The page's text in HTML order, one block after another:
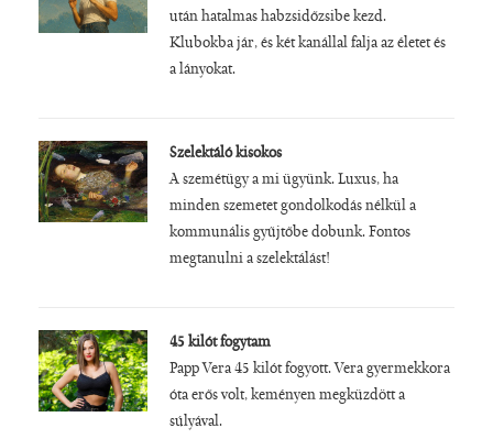
után hatalmas habzsidőzsibe kezd.
Klubokba jár, és két kanállal falja az életet és
a lányokat.
Szelektáló kisokos
A szemétügy a mi ügyünk. Luxus, ha
minden szemetet gondolkodás nélkül a
kommunális gyűjtőbe dobunk. Fontos
megtanulni a szelektálást!
45 kilót fogytam
Papp Vera 45 kilót fogyott. Vera gyermekkora
óta erős volt, keményen megküzdött a
súlyával.